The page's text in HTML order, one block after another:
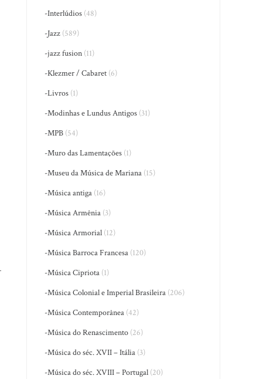
-Interlúdios (48)
-Jazz (589)
-jazz fusion (11)
-Klezmer / Cabaret (6)
-Livros (1)
-Modinhas e Lundus Antigos (31)
-MPB (54)
-Muro das Lamentações (1)
-Museu da Música de Mariana (15)
-Música antiga (16)
-Música Armênia (3)
-Música Armorial (12)
-Música Barroca Francesa (120)
-Música Cipriota (1)
-Música Colonial e Imperial Brasileira (206)
-Música Contemporânea (42)
-Música do Renascimento (26)
-Música do séc. XVII – Itália (3)
-Música do séc. XVIII – Portugal (20)